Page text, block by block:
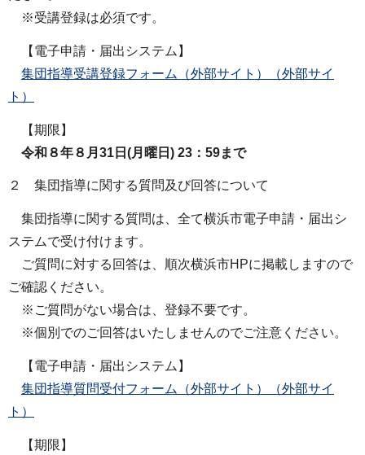
※受講登録は必須です。
【電子申請・届出システム】
集団指導受講登録フォーム（外部サイト）（外部サイ
ト）
【期限】
令和８年８月31日(月曜日) 23：59まで
２ 集団指導に関する質問及び回答について
集団指導に関する質問は、全て横浜市電⼦申請・届出シ
ステムで受け付けます。
ご質問に対する回答は、順次横浜市HPに掲載しますので
ご確認ください。
※ご質問がない場合は、登録不要です。
※個別でのご回答はいたしませんのでご注意ください。
【電子申請・届出システム】
集団指導質問受付フォーム（外部サイト）（外部サイ
ト）
【期限】